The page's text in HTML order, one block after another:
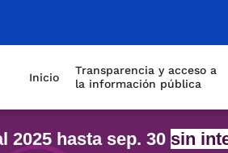
Inicio
Transparencia y acceso a
la información pública
2025 hasta sep. 30 sin